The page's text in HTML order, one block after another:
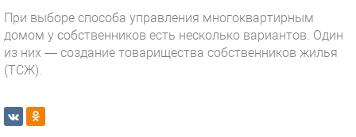
При выборе способа управления многоквартирным
домом у собственников есть несколько вариантов. Один
из них — создание товарищества собственников жилья
(ТСЖ).